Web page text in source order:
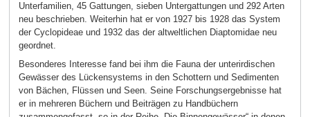
Unterfamilien, 45 Gattungen, sieben Untergattungen und 292 Arten
neu beschrieben. Weiterhin hat er von 1927 bis 1928 das System
der Cyclopideae und 1932 das der altweltlichen Diaptomidae neu
geordnet.
Besonderes Interesse fand bei ihm die Fauna der unterirdischen
Gewässer des Lückensystems in den Schottern und Sedimenten
von Bächen, Flüssen und Seen. Seine Forschungsergebnisse hat
er in mehreren Büchern und Beiträgen zu Handbüchern